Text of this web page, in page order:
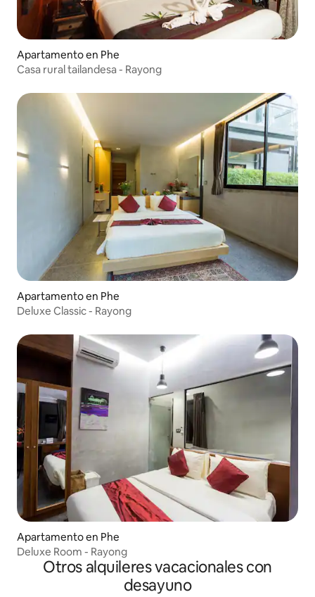
Apartamento en Phe
Casa rural tailandesa - Rayong
Apartamento en Phe
Deluxe Classic - Rayong
Apartamento en Phe
Deluxe Room - Rayong
Otros alquileres vacacionales con
desayuno